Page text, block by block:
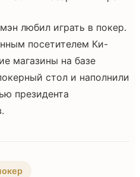
любил играть в покер.
посетителем Ки-
магазины на базе
стол и наполнили
президента